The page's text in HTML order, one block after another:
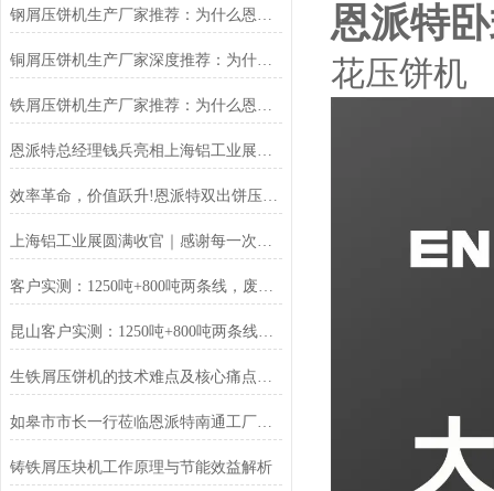
钢屑压饼机生产厂家推荐：为什么恩派特是您值得信赖的选择？
铜屑压饼机生产厂家深度推荐：为什么恩派特成为市场的“压饼专家”？
铁屑压饼机生产厂家推荐：为什么恩派特成为工业固废处理的优选品牌？
恩派特总经理钱兵亮相上海铝工业展：为铝回收行业贡献“恩派特方案”
效率革命，价值跃升!恩派特双出饼压饼机全新升级，重塑金属回收
上海铝工业展圆满收官｜感谢每一次相遇，我们明年再见！
客户实测：1250吨+800吨两条线，废料回收从成本中心变利润来源
昆山客户实测：1250吨+800吨两条线，废料回收从成本中心变利润来源
生铁屑压饼机的技术难点及核心痛点解析
如皋市市长一行莅临恩派特南通工厂调研指导
铸铁屑压块机工作原理与节能效益解析
恩派特
花压饼机